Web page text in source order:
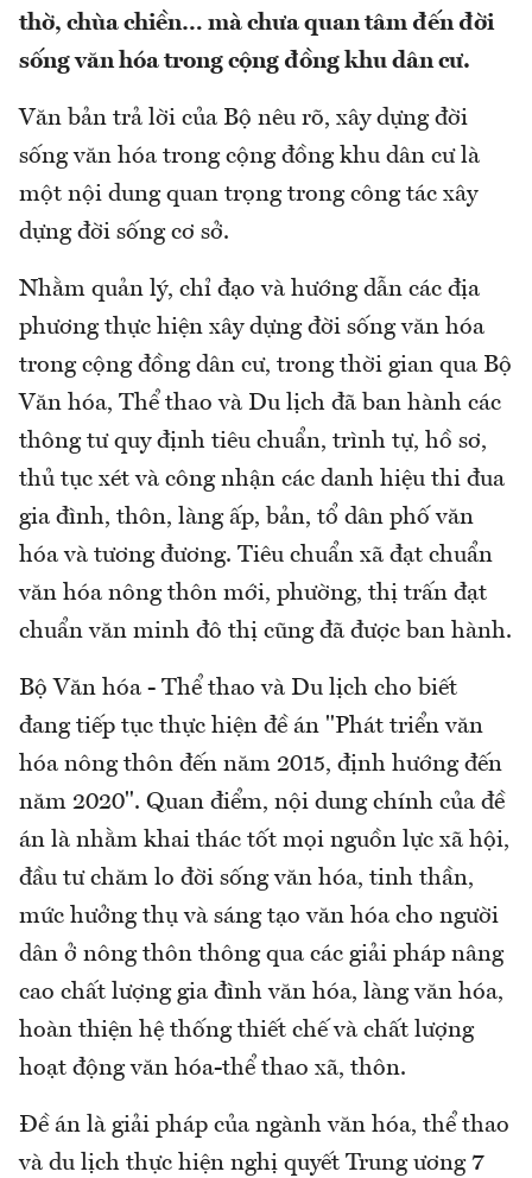
thờ, chùa chiền… mà chưa quan tâm đến đời
sống văn hóa trong cộng đồng khu dân cư.
Văn bản trả lời của Bộ nêu rõ, xây dựng đời
sống văn hóa trong cộng đồng khu dân cư là
một nội dung quan trọng trong công tác xây
dựng đời sống cơ sở.
Nhằm quản lý, chỉ đạo và hướng dẫn các địa
phương thực hiện xây dựng đời sống văn hóa
trong cộng đồng dân cư, trong thời gian qua Bộ
Văn hóa, Thể thao và Du lịch đã ban hành các
thông tư quy định tiêu chuẩn, trình tự, hồ sơ,
thủ tục xét và công nhận các danh hiệu thi đua
gia đình, thôn, làng ấp, bản, tổ dân phố văn
hóa và tương đương. Tiêu chuẩn xã đạt chuẩn
văn hóa nông thôn mới, phường, thị trấn đạt
chuẩn văn minh đô thị cũng đã được ban hành.
Bộ Văn hóa - Thể thao và Du lịch cho biết
đang tiếp tục thực hiện đề án "Phát triển văn
hóa nông thôn đến năm 2015, định hướng đến
năm 2020". Quan điểm, nội dung chính của đề
án là nhằm khai thác tốt mọi nguồn lực xã hội,
đầu tư chăm lo đời sống văn hóa, tinh thần,
mức hưởng thụ và sáng tạo văn hóa cho người
dân ở nông thôn thông qua các giải pháp nâng
cao chất lượng gia đình văn hóa, làng văn hóa,
hoàn thiện hệ thống thiết chế và chất lượng
hoạt động văn hóa-thể thao xã, thôn.
Đề án là giải pháp của ngành văn hóa, thể thao
và du lịch thực hiện nghị quyết Trung ương 7